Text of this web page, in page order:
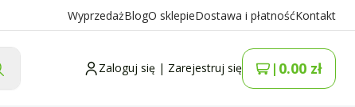
WyprzedażBlogO sklepieDostawa i płatnośćKontakt
Zaloguj się | Zarejestruj się | 0.00 zł